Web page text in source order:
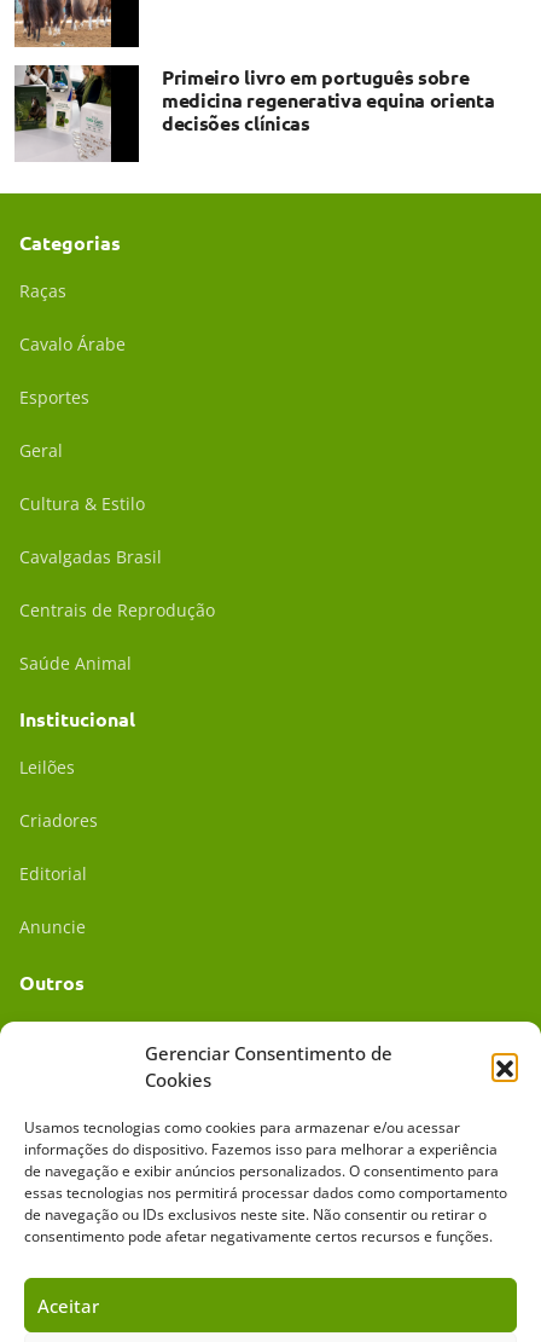
Gerenciar Consentimento de
Cookies
Usamos tecnologias como cookies para armazenar e/ou acessar
informações do dispositivo. Fazemos isso para melhorar a experiência
de navegação e exibir anúncios personalizados. O consentimento para
essas tecnologias nos permitirá processar dados como comportamento
de navegação ou IDs exclusivos neste site. Não consentir ou retirar o
consentimento pode afetar negativamente certos recursos e funções.
Aceitar
Primeiro livro em português sobre
medicina regenerativa equina orienta
decisões clínicas
Categorias
Raças
Cavalo Árabe
Esportes
Geral
Cultura & Estilo
Cavalgadas Brasil
Centrais de Reprodução
Saúde Animal
Institucional
Leilões
Criadores
Editorial
Anuncie
Outros
Mídia Kit